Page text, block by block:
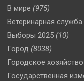
В мире (975)
Ветеринарная служба
Выборы 2025 (10)
Город (8038)
Городское хозяйство
Государственная